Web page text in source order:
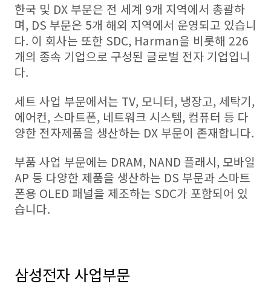
한국 및 DX 부문은 전 세계 9개 지역에서 총괄하
며, DS 부문은 5개 해외 지역에서 운영되고 있습니
다. 이 회사는 또한 SDC, Harman을 비롯해 226
개의 종속 기업으로 구성된 글로벌 전자 기업입니
다.
세트 사업 부문에서는 TV, 모니터, 냉장고, 세탁기,
에어컨, 스마트폰, 네트워크 시스템, 컴퓨터 등 다
양한 전자제품을 생산하는 DX 부문이 존재합니다.
부품 사업 부문에는 DRAM, NAND 플래시, 모바일
AP 등 다양한 제품을 생산하는 DS 부문과 스마트
폰용 OLED 패널을 제조하는 SDC가 포함되어 있
습니다.
삼성전자 사업부문